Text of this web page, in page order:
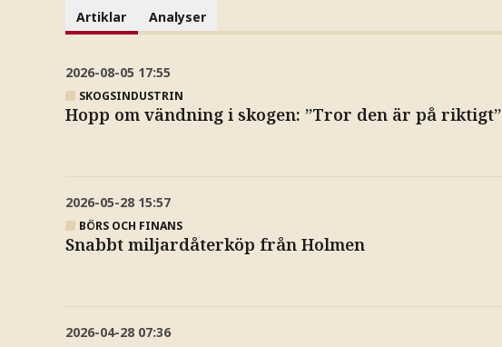
Artiklar Analyser
2026-08-05 17:55
SKOGSINDUSTRIN
Hopp om vändning i skogen: ”Tror den är på riktigt”
2026-05-28 15:57
BÖRS OCH FINANS
Snabbt miljardåterköp från Holmen
2026-04-28 07:36